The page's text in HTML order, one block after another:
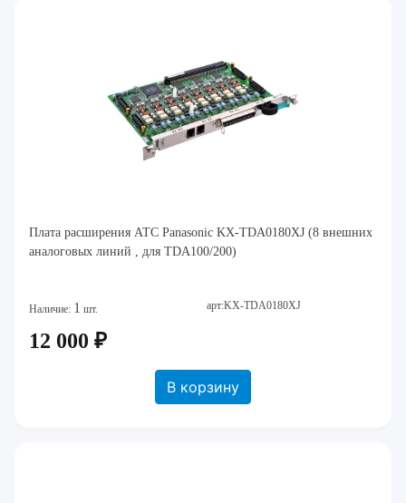
Плата расширения АТС Panasonic KX-TDA0180XJ (8 внешних
аналоговых линий , для TDA100/200)
Наличие: 1 шт. арт:KX-TDA0180XJ
12 000 ₽
В корзину